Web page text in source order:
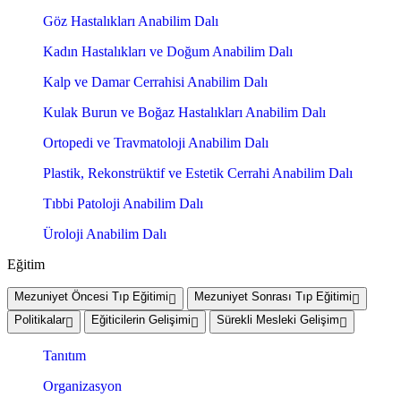
Göz Hastalıkları Anabilim Dalı
Kadın Hastalıkları ve Doğum Anabilim Dalı
Kalp ve Damar Cerrahisi Anabilim Dalı
Kulak Burun ve Boğaz Hastalıkları Anabilim Dalı
Ortopedi ve Travmatoloji Anabilim Dalı
Plastik, Rekonstrüktif ve Estetik Cerrahi Anabilim Dalı
Tıbbi Patoloji Anabilim Dalı
Üroloji Anabilim Dalı
Eğitim
Mezuniyet Öncesi Tıp Eğitimi
Mezuniyet Sonrası Tıp Eğitimi
Politikalar
Eğiticilerin Gelişimi Sürekli Mesleki Gelişim
Tanıtım
Organizasyon